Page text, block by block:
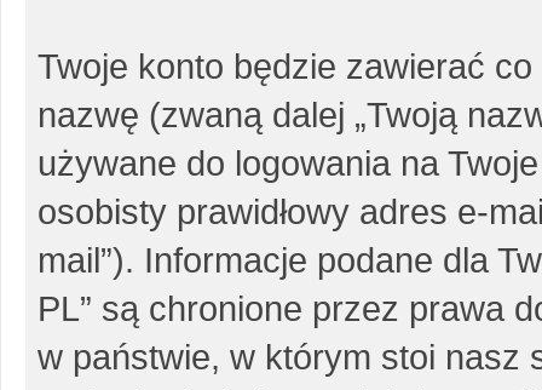
Twoje konto będzie zawierać
nazwę (zwaną dalej „Twoją
używane do logowania na
osobisty prawidłowy adres e-
mail”). Informacje podane dla
PL” są chronione przez prawa
w państwie, w którym stoi nasz